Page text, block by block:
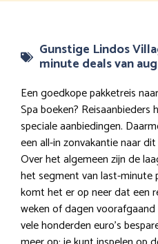
Gunstige Lindos
minute deals van
Een goedkope pakketreis
Spa boeken?
speciale aanbiedingen.
een all-in zonvakantie naar
Over het algemeen zijn de
het segment van last-minute
komt het er op neer dat een
weken of dagen
vele honderden euro’s